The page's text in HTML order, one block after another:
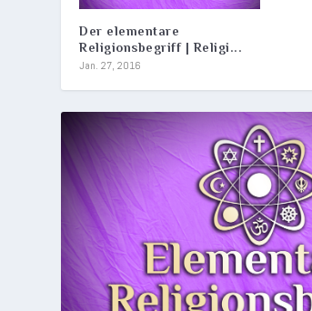
Der elementare
Religionsbegriff | Religi...
Jan. 27, 2016